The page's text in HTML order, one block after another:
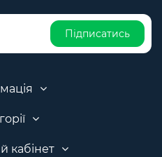
Підписатись
кабінет